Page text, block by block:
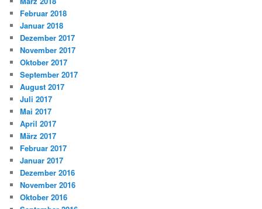
Februar 2018
Januar 2018
Dezember 2017
November 2017
Oktober 2017
September 2017
August 2017
Juli 2017
Mai 2017
April 2017
März 2017
Februar 2017
Januar 2017
Dezember 2016
November 2016
Oktober 2016